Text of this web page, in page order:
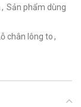
, Sản phẩm dùng
Lỗ chân lông to,